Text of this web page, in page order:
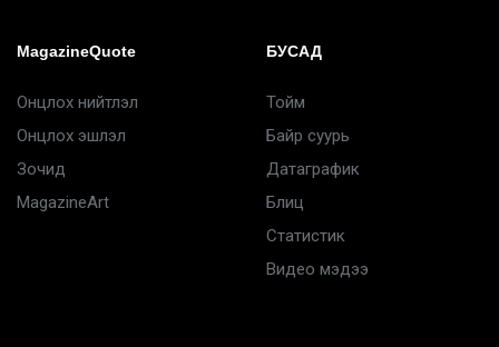
MagazineQuote
Онцлох нийтлэл
Онцлох эшлэл
Зочид
MagazineArt
БУСАД
Тойм
Байр суурь
Датаграфик
Блиц
Статистик
Видео мэдээ